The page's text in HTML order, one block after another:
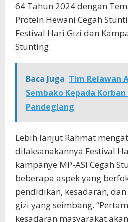
64 Tahun 2024 dengan
Protein Hewani Cegah
Festival Hari Gizi dan
Stunting.
Baca Juga Tim Relawan
Sembako Kepada
Pandeglang
Lebih lanjut Rahmat
dilaksanakannya Festival
kampanye MP-ASI Cegah
beberapa aspek yang
pendidikan, kesadaran,
gizi yang seimbang.
kesadaran masyarakat